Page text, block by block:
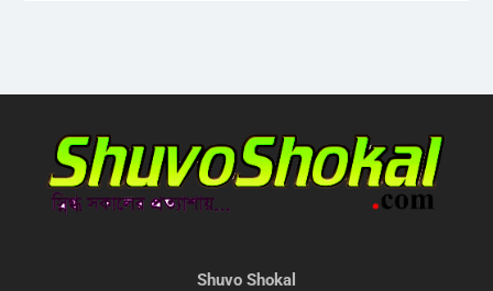
Shuvo Shokal